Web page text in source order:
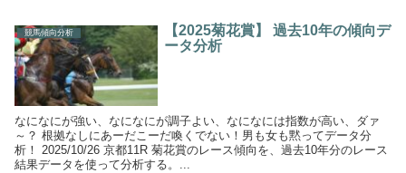
競馬傾向分析
【2025菊花賞】 過去10年の傾向デ
ータ分析
なになにが強い、なになにが調子よい、なになには指数が高い、ダァ
～？ 根拠なしにあーだこーだ喚くでない！男も女も黙ってデータ分
析！ 2025/10/26 京都11R 菊花賞のレース傾向を、過去10年分のレース
結果データを使って分析する。...